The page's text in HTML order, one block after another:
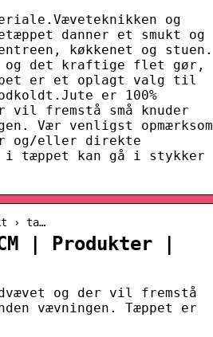
og
danner et smukt og
køkkenet og stuen.
det kraftige flet gør,
er et oplagt valg til
er 100%
vil fremstå små knuder
Vær venligst opmærksom
og/eller direkte
i tæppet kan gå i stykker
› ta…
| Produkter |
og der vil fremstå
vævningen. Tæppet er